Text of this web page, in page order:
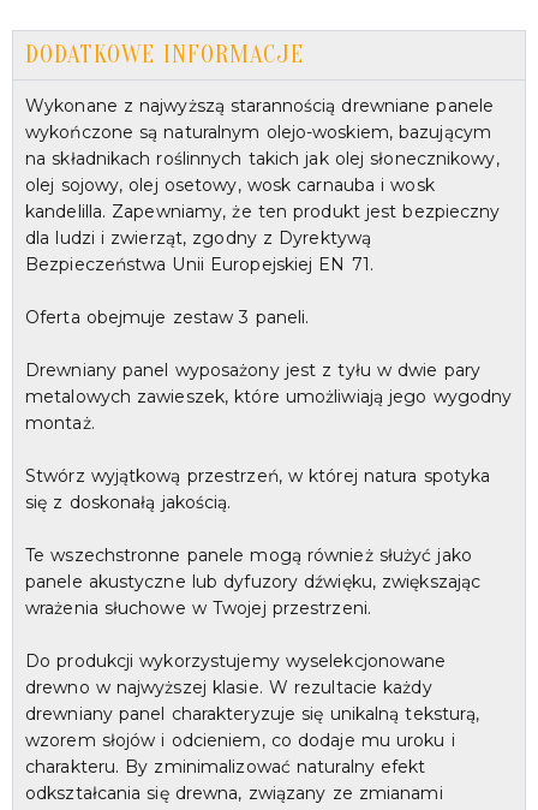
DODATKOWE INFORMACJE
Wykonane z najwyższą starannością drewniane panele
wykończone są naturalnym olejo-woskiem, bazującym
na składnikach roślinnych takich jak olej słonecznikowy,
olej sojowy, olej osetowy, wosk carnauba i wosk
kandelilla. Zapewniamy, że ten produkt jest bezpieczny
dla ludzi i zwierząt, zgodny z Dyrektywą
Bezpieczeństwa Unii Europejskiej EN 71.
Oferta obejmuje zestaw 3 paneli.
Drewniany panel wyposażony jest z tyłu w dwie pary
metalowych zawieszek, które umożliwiają jego wygodny
montaż.
Stwórz wyjątkową przestrzeń, w której natura spotyka
się z doskonałą jakością.
Te wszechstronne panele mogą również służyć jako
panele akustyczne lub dyfuzory dźwięku, zwiększając
wrażenia słuchowe w Twojej przestrzeni.
Do produkcji wykorzystujemy wyselekcjonowane
drewno w najwyższej klasie. W rezultacie każdy
drewniany panel charakteryzuje się unikalną teksturą,
wzorem słojów i odcieniem, co dodaje mu uroku i
charakteru. By zminimalizować naturalny efekt
odkształcania się drewna, związany ze zmianami